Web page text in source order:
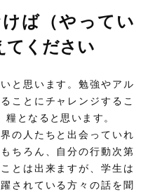
ば（やってい
てください
と思います。勉強やアル
ことにチャレンジするこ
となると思います。
の人たちと出会っていれ
ちろん、自分の行動次第
とは出来ますが、学生は
されている方々の話を聞